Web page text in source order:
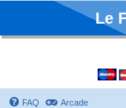
Le
FAQ Arcade